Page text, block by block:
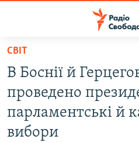
Перейти
основного
матеріалу
Перейти
до
основної
СТАТТІ
ПОЛІТИКА
ВІЙНА
СВІТ
В Боснії й
проведено
парламентські й
вибори